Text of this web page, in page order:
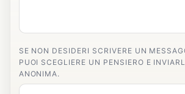
SE NON DESIDERI SCRIVERE UN
PUOI SCEGLIERE UN PENSIERO E
ANONIMA.